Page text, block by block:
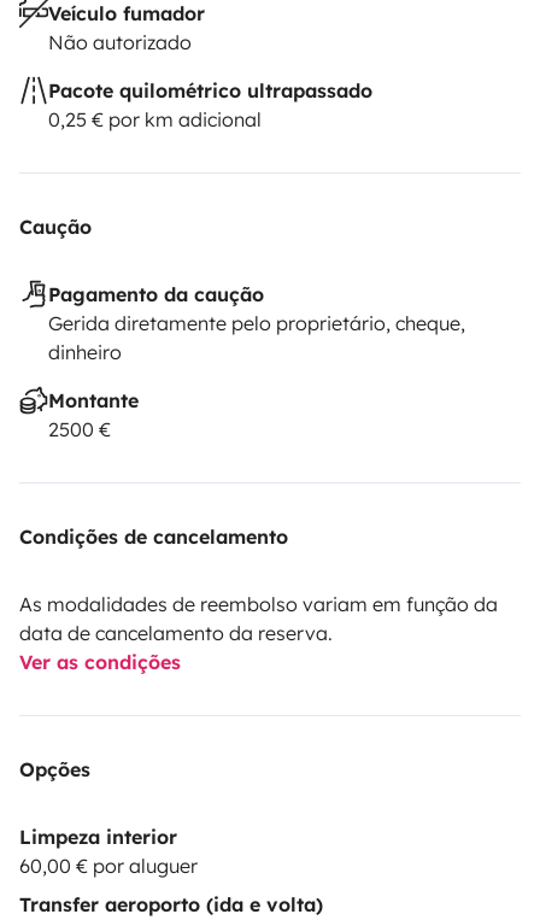
Veículo fumador
Não autorizado
Pacote quilométrico ultrapassado
0,25 € por km adicional
Caução
Pagamento da caução
Gerida diretamente pelo proprietário, cheque,
dinheiro
Montante
2500 €
Condições de cancelamento
As modalidades de reembolso variam em função da
data de cancelamento da reserva.
Ver as condições
Opções
Limpeza interior
60,00 € por aluguer
Transfer aeroporto (ida e volta)